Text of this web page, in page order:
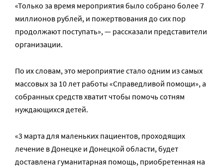
«Только за время мероприятия было собрано более 7
миллионов рублей, и пожертвования до сих пор
продолжают поступать», — рассказали представители
организации.
По их словам, это мероприятие стало одним из самых
массовых за 10 лет работы «Справедливой помощи», а
собранных средств хватит чтобы помочь сотням
нуждающихся детей.
«3 марта для маленьких пациентов, проходящих
лечение в Донецке и Донецкой области, будет
доставлена гуманитарная помощь, приобретенная на